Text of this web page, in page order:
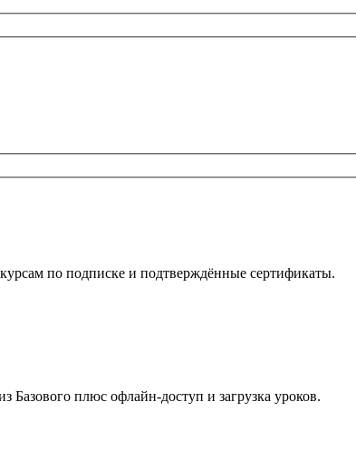
по подписке и подтверждённые сертификаты.
Базового плюс офлайн-доступ и загрузка уроков.